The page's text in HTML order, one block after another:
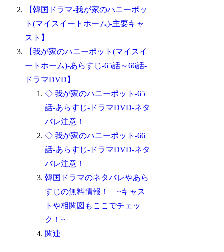
【韓国ドラマ-我が家のハニーポッ
ト(マイスイートホーム)-主要キャ
スト】
【我が家のハニーポット(マイスイ
ートホーム)-あらすじ-65話～66話-
ドラマDVD】
◇ 我が家のハニーポット-65
話-あらすじ-ドラマDVD-ネタ
バレ注意！
◇ 我が家のハニーポット-66
話-あらすじ-ドラマDVD-ネタ
バレ注意！
韓国ドラマのネタバレやあら
すじの無料情報！ ~キャス
トや相関図もここでチェッ
ク！~
関連